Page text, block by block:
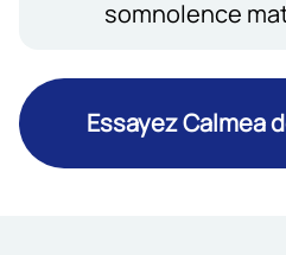
somnolence
Essayez Calmea